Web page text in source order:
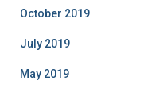
October 2019
July 2019
May 2019